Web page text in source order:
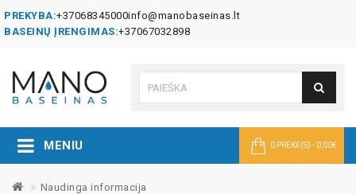
PREKYBA:+37068345000info@manobaseinas.lt
BASEINŲ ĮRENGIMAS:+37067032898
0 PREKĖ(S) - 0,00€
MENIU
Naudinga informacija